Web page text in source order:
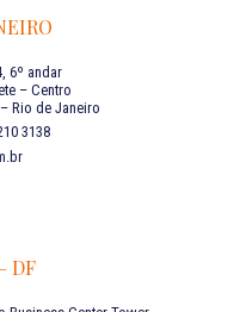
6º andar
– Centro
Rio de Janeiro
3138
DF